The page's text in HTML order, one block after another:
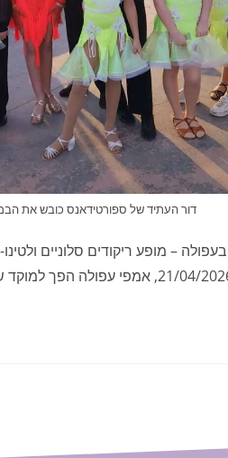
דור העתיד של ספורטידאנס כובש את
– מופע ריקודים סלוניים